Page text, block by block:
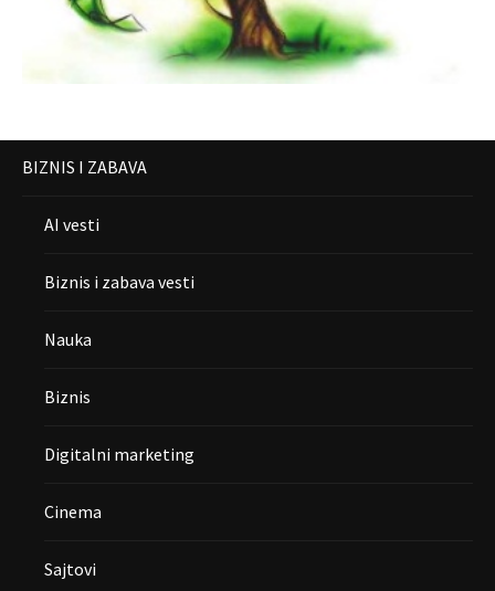
BIZNIS I ZABAVA
AI vesti
Biznis i zabava vesti
Nauka
Biznis
Digitalni marketing
Cinema
Sajtovi